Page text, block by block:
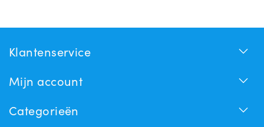
Klantenservice
Mijn account
Categorieën